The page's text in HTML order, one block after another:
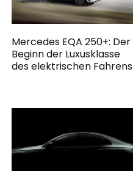
Mercedes EQA 250+: Der
Beginn der Luxusklasse
des elektrischen Fahrens